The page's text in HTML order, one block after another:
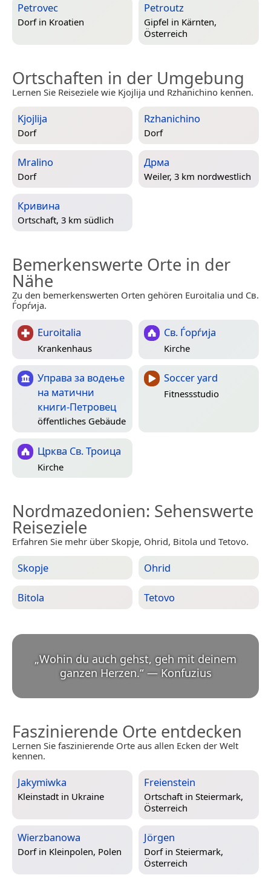
Petrovec
Dorf in Kroatien
Petroutz
Gipfel in Kärnten,
Österreich
Ortschaften in der Umgebung
Lernen Sie Reiseziele wie Kjojlija und Rzhanichino kennen.
Kjojlija
Dorf
Rzhanichino
Dorf
Mralino
Dorf
Дрма
Weiler, 3 km nordwestlich
Кривина
Ortschaft, 3 km südlich
Bemerkenswerte Orte in der
Nähe
Zu den bemerkenswerten Orten gehören Euroitalia und Св.
Ѓорѓија.
Euroitalia
Krankenhaus
Св. Ѓорѓија
Kirche
Управа за водење
на матични
книги-Петровец
öffentliches Gebäude
Soccer yard
Fitnessstudio
Црква Св. Троица
Kirche
Nordmazedonien: Sehenswerte
Reiseziele
Erfahren Sie mehr über Skopje, Ohrid, Bitola und Tetovo.
Skopje Ohrid
Bitola Tetovo
„Wohin du auch gehst, geh mit deinem
ganzen Herzen.“ — Konfuzius
Faszinierende Orte entdecken
Lernen Sie faszinierende Orte aus allen Ecken der Welt
kennen.
Jakymiwka
Kleinstadt in Ukraine
Freienstein
Ortschaft in Steiermark,
Österreich
Wierzbanowa
Dorf in Kleinpolen, Polen
Jörgen
Dorf in Steiermark,
Österreich